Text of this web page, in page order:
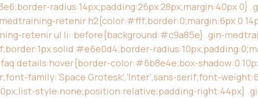
radius:14px;padding:26px 28px;margin:40px 0}
retenir h2{color:#fff;border:0;margin:6px 0
retenir ul li::before{background:#c9a85e} .gin-
solid #e6e0d4;border-
details:hover{border-color:#6b8e4e;box-shadow:0 10px
family:’Space Grotesk’,’Inter’,sans-serif;font-
style:none;position:relative;padding-right:44px}